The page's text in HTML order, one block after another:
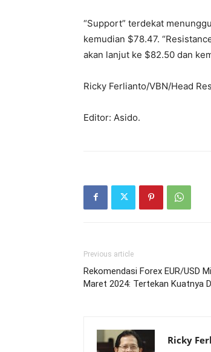
“Support” terdekat
kemudian $78.47.
akan lanjut ke $82.50 dan
Ricky Ferlianto/VBN/Head
Editor: Asido.
Previous article
Rekomendasi Forex EUR/USD
Maret 2024: Tertekan Kuatnya
Ricky